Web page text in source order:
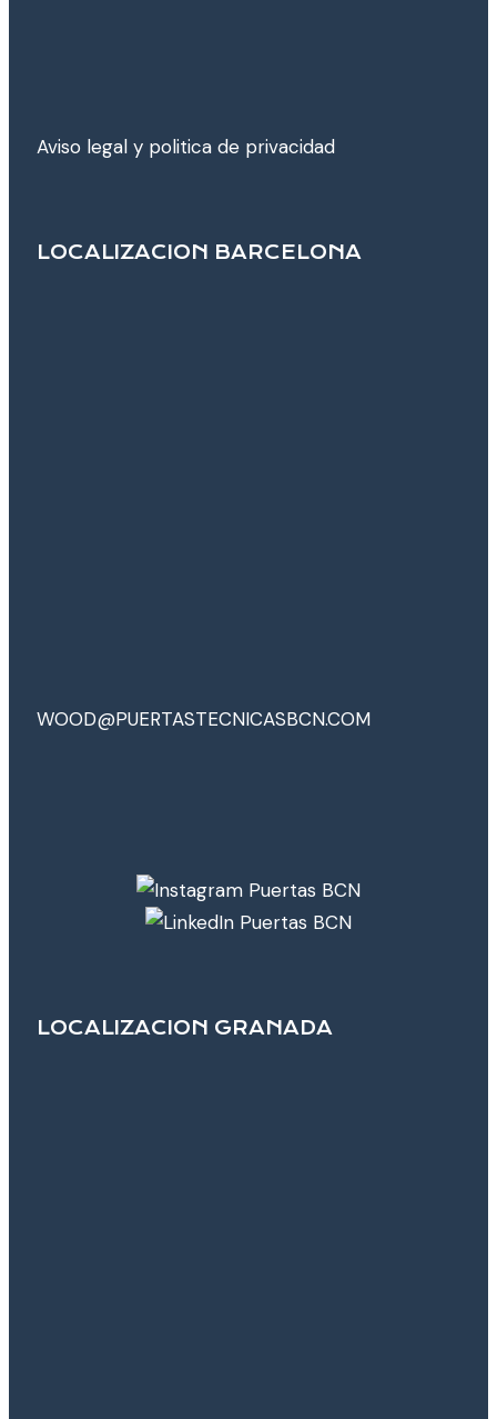
Aviso legal y poli­tica de privacidad
LOCALIZACION BARCELONA
WOOD@PUERTASTECNICASBCN.COM
LOCALIZACION GRANADA